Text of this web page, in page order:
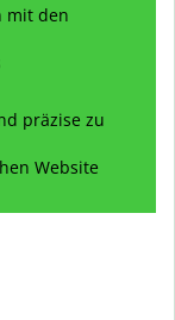
mit den
präzise zu
Website